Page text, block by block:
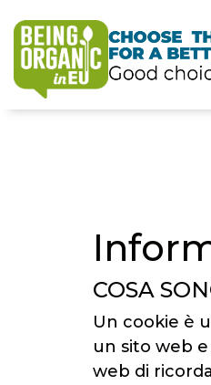
COSA
Un cookie è
un sito web
web di